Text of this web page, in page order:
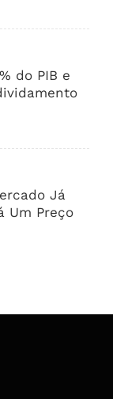
do PIB e
Já
Um Preço